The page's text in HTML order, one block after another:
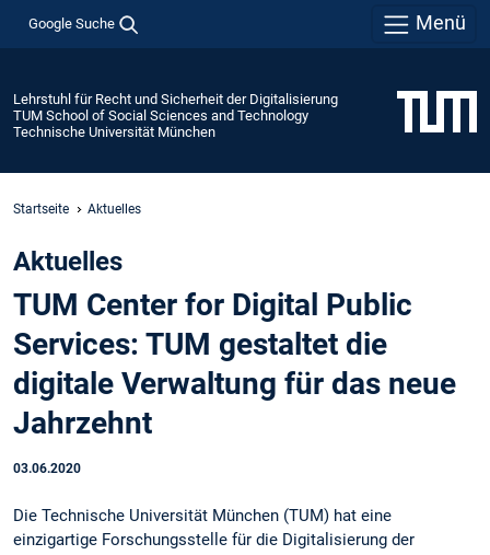
Google Suche Menü
Lehrstuhl für Recht und Sicherheit der Digitalisierung
TUM School of Social Sciences and Technology
Technische Universität München
Startseite Aktuelles
Aktuelles
TUM Center for Digital Public
Services: TUM gestaltet die
digitale Verwaltung für das neue
Jahrzehnt
03.06.2020
Die Technische Universität München (TUM) hat eine
einzigartige Forschungsstelle für die Digitalisierung der